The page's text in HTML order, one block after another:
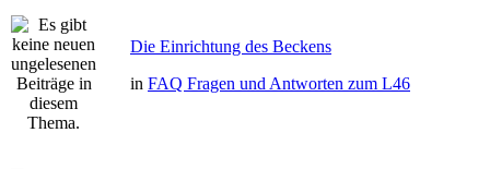
Die Einrichtung des Beckens
in FAQ Fragen und Antworten zum L46